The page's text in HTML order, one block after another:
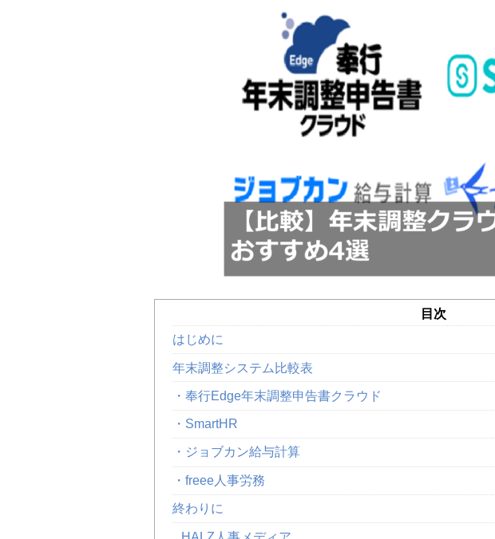
目次
はじめに
年末調整システム比較表
・奉行Edge年末調整申告書クラウド
・SmartHR
・ジョブカン給与計算
・freee人事労務
終わりに